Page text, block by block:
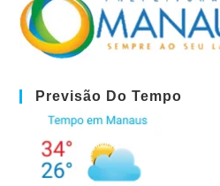
Previsão Do Tempo